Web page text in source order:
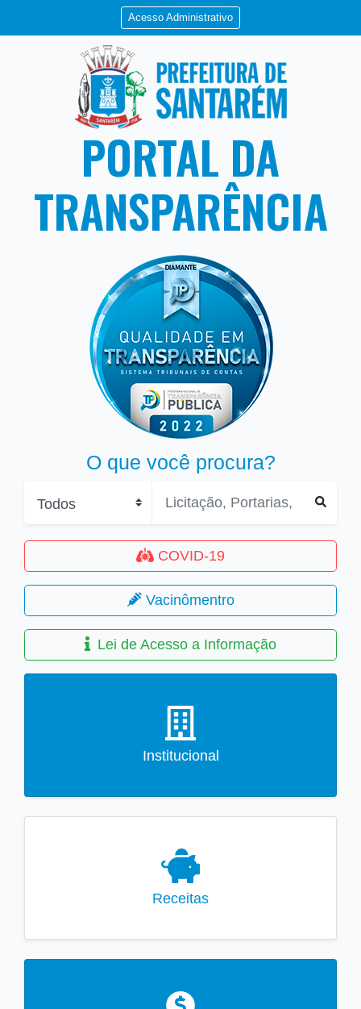
Acesso Administrativo
PORTAL DA
TRANSPARÊNCIA
O que você procura?
COVID-19
Vacinômentro
Lei de Acesso a Informação
Institucional
Receitas